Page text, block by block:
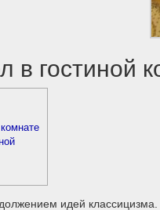
в гостиной
идей